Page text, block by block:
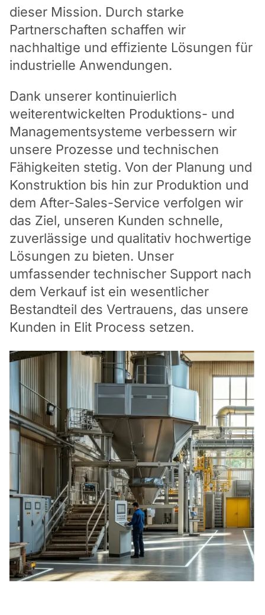
dieser Mission. Durch starke
Partnerschaften schaffen wir
nachhaltige und effiziente Lösungen für
industrielle Anwendungen.
Dank unserer kontinuierlich
weiterentwickelten Produktions- und
Managementsysteme verbessern wir
unsere Prozesse und technischen
Fähigkeiten stetig. Von der Planung und
Konstruktion bis hin zur Produktion und
dem After-Sales-Service verfolgen wir
das Ziel, unseren Kunden schnelle,
zuverlässige und qualitativ hochwertige
Lösungen zu bieten. Unser
umfassender technischer Support nach
dem Verkauf ist ein wesentlicher
Bestandteil des Vertrauens, das unsere
Kunden in Elit Process setzen.